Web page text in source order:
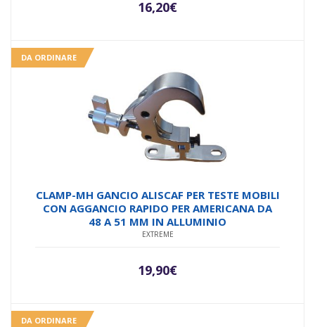
16,20€
DA ORDINARE
CLAMP-MH GANCIO ALISCAF PER TESTE MOBILI
CON AGGANCIO RAPIDO PER AMERICANA DA
48 A 51 MM IN ALLUMINIO
EXTREME
19,90€
DA ORDINARE